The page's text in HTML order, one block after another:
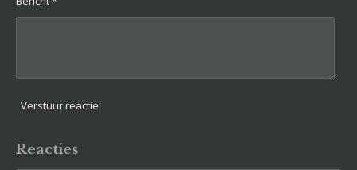
Verstuur reactie
Reacties